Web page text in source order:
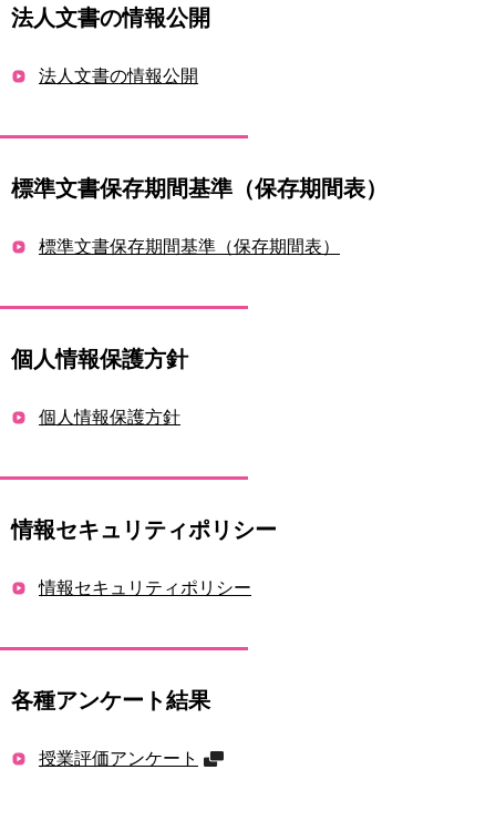
法人文書の情報公開
法人文書の情報公開
標準文書保存期間基準（保存期間表）
標準文書保存期間基準（保存期間表）
個人情報保護方針
個人情報保護方針
情報セキュリティポリシー
情報セキュリティポリシー
各種アンケート結果
授業評価アンケート